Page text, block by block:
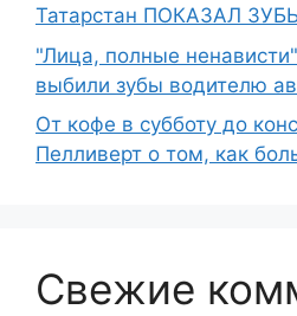
Татарстан ПОКАЗАЛ
"Лица, полные
выбили зубы водителю
От кофе в субботу до
Пелливерт о том, как
Свежие